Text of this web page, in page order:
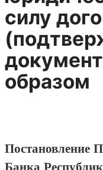
силу
образом
Постановление
Банка